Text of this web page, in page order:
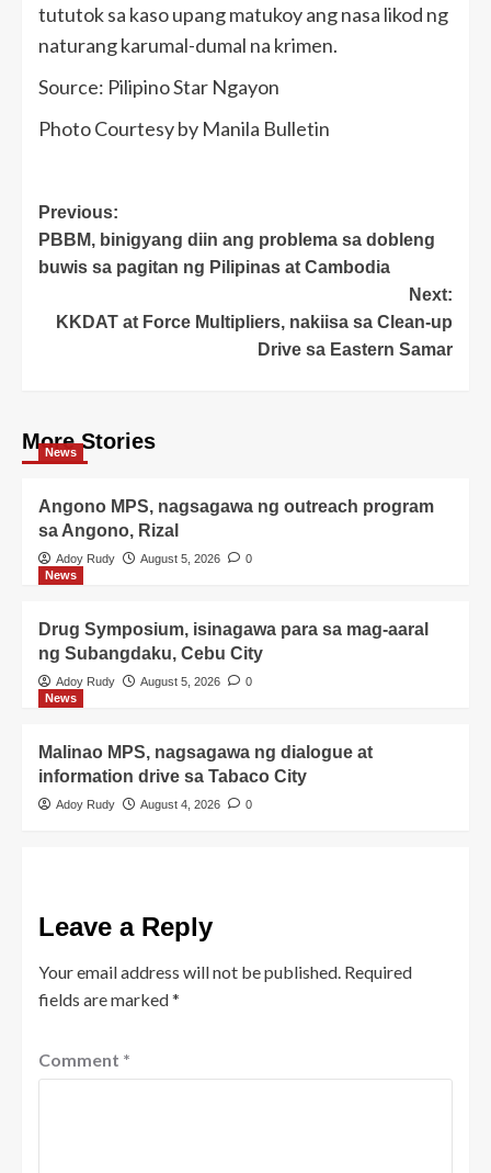
tututok sa kaso upang matukoy ang nasa likod ng
naturang karumal-dumal na krimen.
Source: Pilipino Star Ngayon
Photo Courtesy by Manila Bulletin
Post
navigation
Previous:
PBBM, binigyang diin ang problema sa dobleng
buwis sa pagitan ng Pilipinas at Cambodia
Next:
KKDAT at Force Multipliers, nakiisa sa Clean-up
Drive sa Eastern Samar
More Stories
News
Angono MPS, nagsagawa ng outreach program
sa Angono, Rizal
Adoy Rudy August 5, 2026
0
News
Drug Symposium, isinagawa para sa mag-aaral
ng Subangdaku, Cebu City
Adoy Rudy August 5, 2026
0
News
Malinao MPS, nagsagawa ng dialogue at
information drive sa Tabaco City
Adoy Rudy August 4, 2026 0
Leave a Reply
Your email address will not be published. Required
fields are marked*
Comment *